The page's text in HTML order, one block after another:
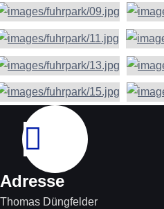
Adresse
Thomas Düngfelder